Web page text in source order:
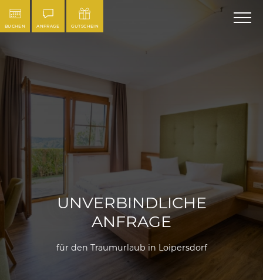
BUCHEN ANFRAGE GUTSCHEIN
UNVERBINDLICHE
ANFRAGE
für den Traumurlaub in Loipersdorf